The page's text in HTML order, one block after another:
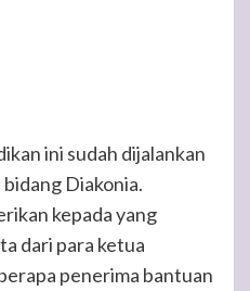
ini sudah dijalankan
Diakonia.
kepada yang
dari para ketua
penerima bantuan